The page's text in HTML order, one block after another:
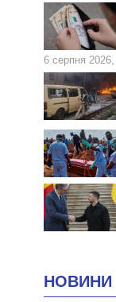
6 серпня
НОВИНИ